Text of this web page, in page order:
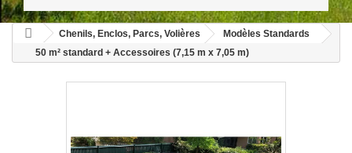
Chenils, Enclos, Parcs, Volières
Modèles Standards
50 m² standard + Accessoires (7,15 m x 7,05 m)